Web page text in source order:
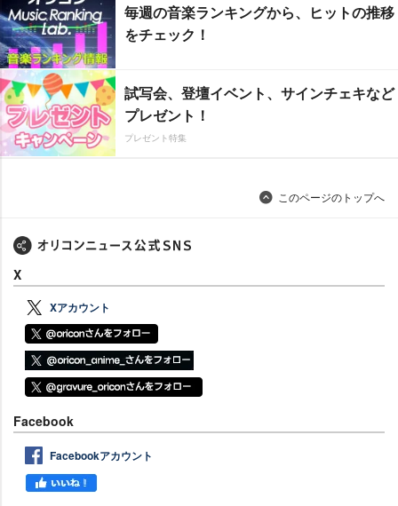
毎週の音楽ランキングから、ヒットの推移
をチェック！
試写会、登壇イベント、サインチェキなど
プレゼント！
プレゼント特集
このページのトップへ
X
Xアカウント
Facebook
Facebookアカウント